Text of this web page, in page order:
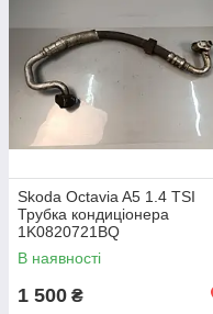
Skoda Octavia A5 1.4 TSI
Трубка кондиціонера
1K0820721BQ
В наявності
1 500 ₴